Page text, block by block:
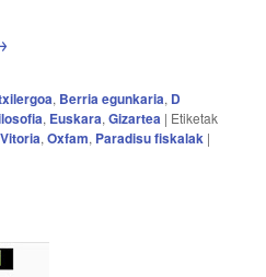
, Berria egunkaria, D
, Euskara,Gizartea | Etiketak
,Oxfam, Paradisu fiskalak |